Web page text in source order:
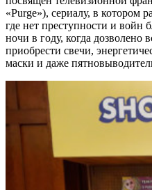
«Purge»), сериалу, в котором
где нет преступности и войн
ночи в году, когда дозволено
приобрести свечи,
маски и даже